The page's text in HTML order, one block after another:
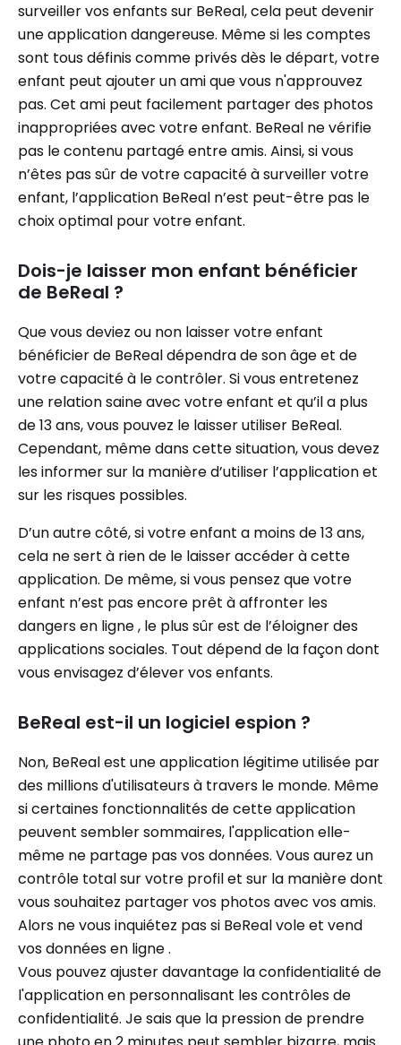
surveiller vos enfants sur BeReal, cela peut devenir
une application dangereuse. Même si les comptes
sont tous définis comme privés dès le départ, votre
enfant peut ajouter un ami que vous n'approuvez
pas. Cet ami peut facilement partager des photos
inappropriées avec votre enfant. BeReal ne vérifie
pas le contenu partagé entre amis. Ainsi, si vous
n’êtes pas sûr de votre capacité à surveiller votre
enfant, l’application BeReal n’est peut-être pas le
choix optimal pour votre enfant.
Dois-je laisser mon enfant bénéficier
de BeReal ?
Que vous deviez ou non laisser votre enfant
bénéficier de BeReal dépendra de son âge et de
votre capacité à le contrôler. Si vous entretenez
une relation saine avec votre enfant et qu’il a plus
de 13 ans, vous pouvez le laisser utiliser BeReal.
Cependant, même dans cette situation, vous devez
les informer sur la manière d’utiliser l’application et
sur les risques possibles.
D’un autre côté, si votre enfant a moins de 13 ans,
cela ne sert à rien de le laisser accéder à cette
application. De même, si vous pensez que votre
enfant n’est pas encore prêt à affronter les
dangers en ligne , le plus sûr est de l’éloigner des
applications sociales. Tout dépend de la façon dont
vous envisagez d’élever vos enfants.
BeReal est-il un logiciel espion ?
Non, BeReal est une application légitime utilisée par
des millions d'utilisateurs à travers le monde. Même
si certaines fonctionnalités de cette application
peuvent sembler sommaires, l'application elle-
même ne partage pas vos données. Vous aurez un
contrôle total sur votre profil et sur la manière dont
vous souhaitez partager vos photos avec vos amis.
Alors ne vous inquiétez pas si BeReal vole et vend
vos données en ligne .
Vous pouvez ajuster davantage la confidentialité de
l'application en personnalisant les contrôles de
confidentialité. Je sais que la pression de prendre